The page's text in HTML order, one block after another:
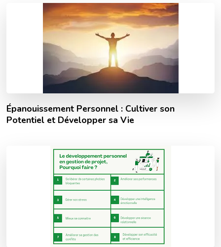
Épanouissement Personnel : Cultiver son
Potentiel et Développer sa Vie